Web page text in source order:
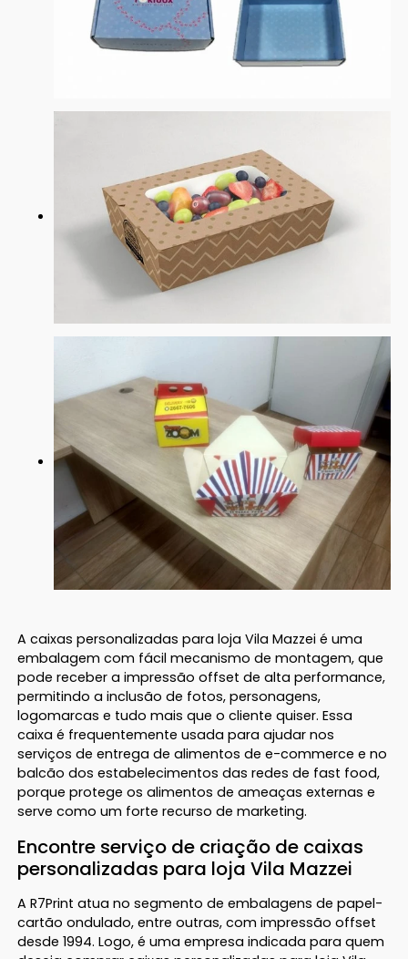
A caixas personalizadas para loja Vila Mazzei é uma
embalagem com fácil mecanismo de montagem, que
pode receber a impressão offset de alta performance,
permitindo a inclusão de fotos, personagens,
logomarcas e tudo mais que o cliente quiser. Essa
caixa é frequentemente usada para ajudar nos
serviços de entrega de alimentos de e-commerce e no
balcão dos estabelecimentos das redes de fast food,
porque protege os alimentos de ameaças externas e
serve como um forte recurso de marketing.
Encontre serviço de criação de caixas
personalizadas para loja Vila Mazzei
A R7Print atua no segmento de embalagens de papel-
cartão ondulado, entre outras, com impressão offset
desde 1994. Logo, é uma empresa indicada para quem